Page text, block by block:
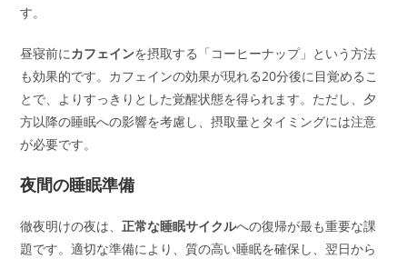
す。
昼寝前にカフェインを摂取する「コーヒーナップ」という方法
も効果的です。カフェインの効果が現れる20分後に目覚めるこ
とで、よりすっきりとした覚醒状態を得られます。ただし、夕
方以降の睡眠への影響を考慮し、摂取量とタイミングには注意
が必要です。
夜間の睡眠準備
徹夜明けの夜は、正常な睡眠サイクルへの復帰が最も重要な課
題です。適切な準備により、質の高い睡眠を確保し、翌日から